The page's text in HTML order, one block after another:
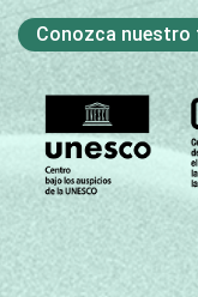
Conozca nuestro